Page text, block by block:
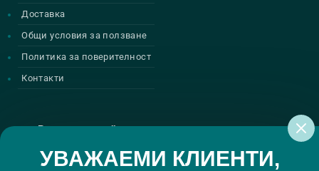
УВАЖАЕМИ КЛИЕНТИ,
Доставка
Общи условия за ползване
Политика за поверителност
Контакти
Регистрирай се за нашите атрактивни